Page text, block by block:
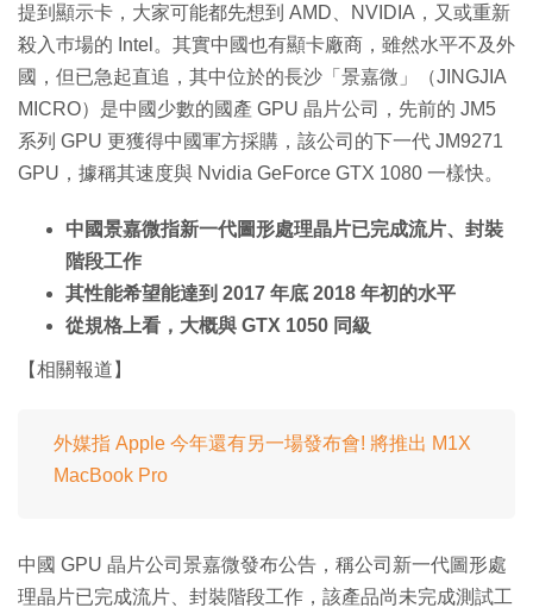
提到顯示卡，大家可能都先想到 AMD、NVIDIA，又或重新
殺入巿場的 Intel。其實中國也有顯卡廠商，雖然水平不及外
國，但已急起直追，其中位於的長沙「景嘉微」（JINGJIA
MICRO）是中國少數的國產 GPU 晶片公司，先前的 JM5
系列 GPU 更獲得中國軍方採購，該公司的下一代 JM9271
GPU，據稱其速度與 Nvidia GeForce GTX 1080 一樣快。
中國景嘉微指新一代圖形處理晶片已完成流片、封裝
階段工作
其性能希望能達到 2017 年底 2018 年初的水平
從規格上看，大概與 GTX 1050 同級
【相關報道】
外媒指 Apple 今年還有另一場發布會! 將推出 M1X
MacBook Pro
中國 GPU 晶片公司景嘉微發布公告，稱公司新一代圖形處
理晶片已完成流片、封裝階段工作，該產品尚未完成測試工